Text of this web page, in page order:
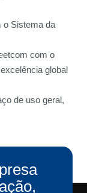
o Sistema da
com o
global
de uso geral,